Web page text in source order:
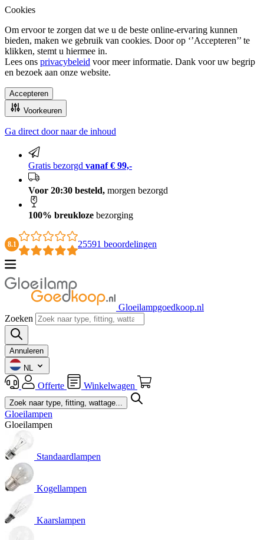
Cookies
Om ervoor te zorgen dat we u de beste online-ervaring kunnen
bieden, maken we gebruik van cookies. Door op ‘’Accepteren’’ te
klikken, stemt u hiermee in.
Lees ons privacybeleid voor meer informatie. Dank voor uw begrip
en bezoek aan onze website.
Accepteren
Voorkeuren
100% breukloze bezorging
Ga direct door naar de inhoud
Gratis bezorgd vanaf € 99,-
Voor 20:30 besteld, morgen bezorgd
100% breukloze bezorging
8.1 25591 beoordelingen
Gloeilampgoedkoop.nl
Zoeken
Annuleren
NL
Offerte Winkelwagen
Gloeilampen
Gloeilampen
Standaardlampen
Kogellampen
Kaarslampen